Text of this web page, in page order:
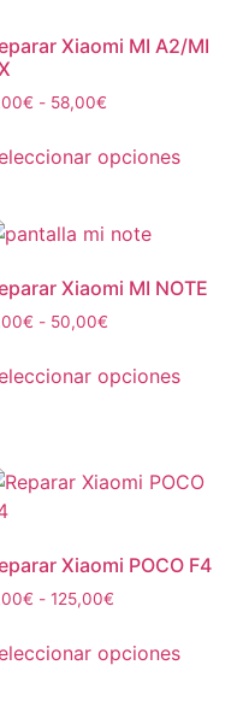
Xiaomi MI A2/MI
€ - 58,00€
opciones
Xiaomi MI NOTE
€ - 50,00€
opciones
Xiaomi POCO F4
€ - 125,00€
opciones